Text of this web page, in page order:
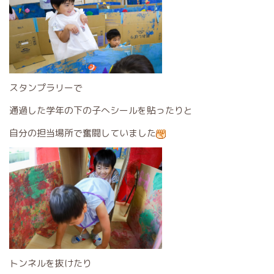
スタンプラリーで
通過した学年の下の子へシールを貼ったりと
自分の担当場所で奮闘していました
トンネルを抜けたり